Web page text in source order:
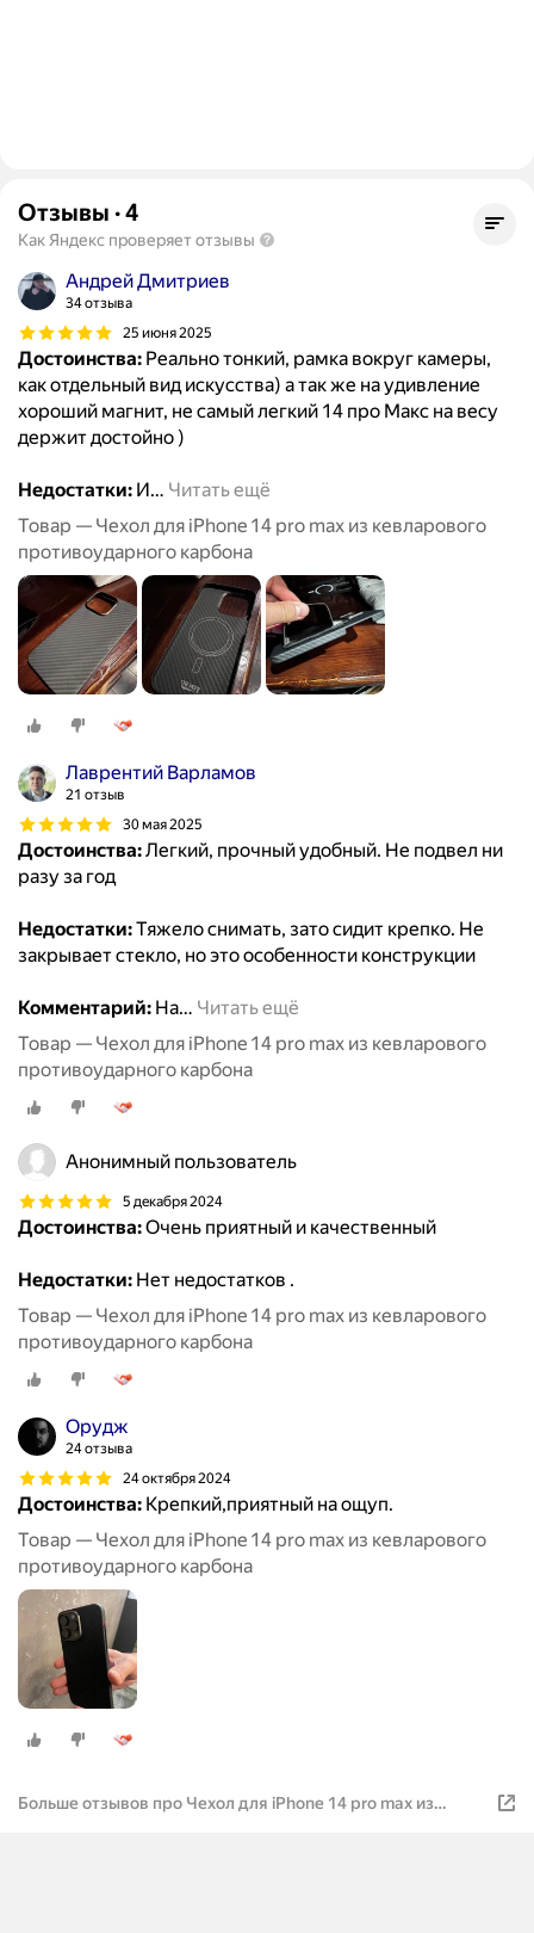
Отзывы ·4
Как Яндекс проверяет отзывы
Андрей Дмитриев
34 отзыва
25 июня 2025
Достоинства: Реально тонкий, рамка вокруг камеры,
как отдельный вид искусства) а так же на удивление
хороший магнит, не самый легкий 14 про Макс на весу
держит достойно )
Недостатки: И… Читать ещё
Товар — Чехол для iPhone 14 pro max из кевларового
противоударного карбона
Лаврентий Варламов
21 отзыв
30 мая 2025
Достоинства:Легкий, прочный удобный. Не подвел ни
разу за год
Недостатки:Тяжело снимать, зато сидит крепко. Не
закрывает стекло, но это особенности конструкции
Комментарий: На… Читать ещё
Товар — Чехол для iPhone 14 pro max из кевларового
противоударного карбона
Анонимный пользователь
5 декабря 2024
Достоинства:Очень приятный и качественный
Недостатки: Нет недостатков .
Товар — Чехол для iPhone 14 pro max из кевларового
противоударного карбона
Орудж
24 отзыва
24 октября 2024
Достоинства: Крепкий,приятный на ощуп.
Товар — Чехол для iPhone 14 pro max из кевларового
противоударного карбона
Больше отзывов про Чехол для iPhone 14 pro max из